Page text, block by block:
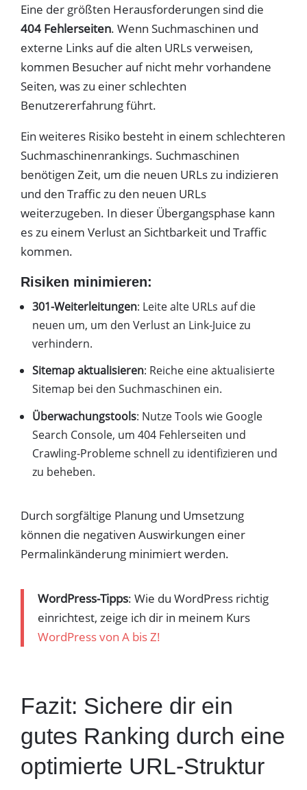
Eine der größten Herausforderungen sind die
404 Fehlerseiten. Wenn Suchmaschinen und
externe Links auf die alten URLs verweisen,
kommen Besucher auf nicht mehr vorhandene
Seiten, was zu einer schlechten
Benutzererfahrung führt.
Ein weiteres Risiko besteht in einem schlechteren
Suchmaschinenrankings. Suchmaschinen
benötigen Zeit, um die neuen URLs zu indizieren
und den Traffic zu den neuen URLs
weiterzugeben. In dieser Übergangsphase kann
es zu einem Verlust an Sichtbarkeit und Traffic
kommen.
Risiken minimieren:
301-Weiterleitungen: Leite alte URLs auf die
neuen um, um den Verlust an Link-Juice zu
verhindern.
Sitemap aktualisieren: Reiche eine aktualisierte
Sitemap bei den Suchmaschinen ein.
Überwachungstools: Nutze Tools wie Google
Search Console, um 404 Fehlerseiten und
Crawling-Probleme schnell zu identifizieren und
zu beheben.
Durch sorgfältige Planung und Umsetzung
können die negativen Auswirkungen einer
Permalinkänderung minimiert werden.
WordPress-Tipps: Wie du WordPress richtig
einrichtest, zeige ich dir in meinem Kurs
WordPress von A bis Z!
Fazit: Sichere dir ein
gutes Ranking durch eine
optimierte URL-Struktur